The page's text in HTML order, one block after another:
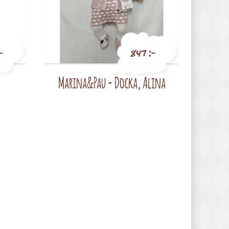
Pris
847 :-
Marina&Pau - Docka, Alina